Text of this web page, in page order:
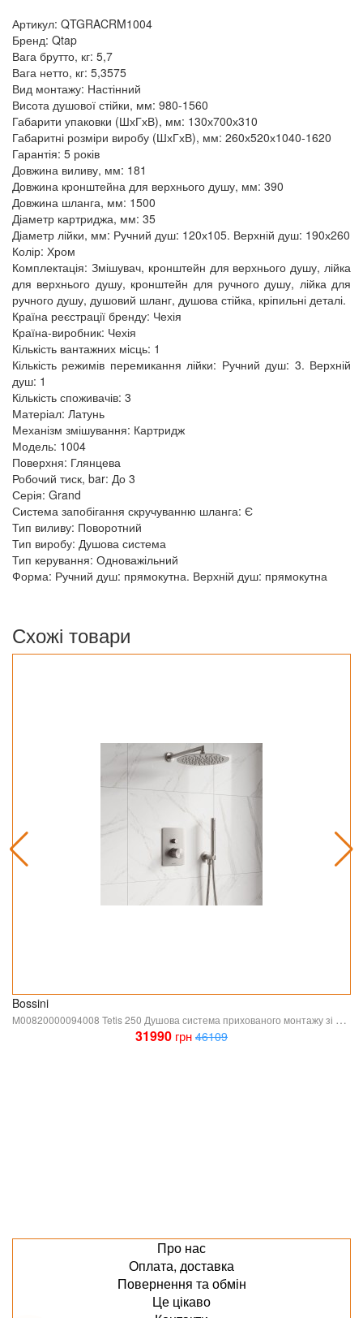
Артикул: QTGRACRM1004
Бренд: Qtap
Вага брутто, кг: 5,7
Вага нетто, кг: 5,3575
Вид монтажу: Настінний
Висота душової стійки, мм: 980-1560
Габарити упаковки (ШхГхВ), мм: 130х700х310
Габаритні розміри виробу (ШхГхВ), мм: 260х520х1040-1620
Гарантія: 5 років
Довжина виливу, мм: 181
Довжина кронштейна для верхнього душу, мм: 390
Довжина шланга, мм: 1500
Діаметр картриджа, мм: 35
Діаметр лійки, мм: Ручний душ: 120х105. Верхній душ: 190х260
Колір: Хром
Комплектація: Змішувач, кронштейн для верхнього душу, лійка
для верхнього душу, кронштейн для ручного душу, лійка для
ручного душу, душовий шланг, душова стійка, кріпильні деталі.
Країна реєстрації бренду: Чехія
Країна-виробник: Чехія
Кількість вантажних місць: 1
Кількість режимів перемикання лійки: Ручний душ: 3. Верхній
душ: 1
Кількість споживачів: 3
Матеріал: Латунь
Механізм змішування: Картридж
Модель: 1004
Поверхня: Глянцева
Робочий тиск, bar: До 3
Серія: Grand
Система запобігання скручуванню шланга: Є
Тип виливу: Поворотний
Тип виробу: Душова система
Тип керування: Одноважільний
Форма: Ручний душ: прямокутна. Верхній душ: прямокутна
Схожі товари
Bossini
M00820000094008 Tetis 250 Душова система прихованого монтажу зі змішувачем на 2 виходи TEO, BRUSHED NICKEL (1 сорт)
31990 грн 46109
Про нас
Оплата, доставка
Повернення та обмін
Це цікаво